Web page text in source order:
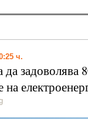
ч.
да задоволява
на